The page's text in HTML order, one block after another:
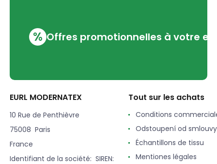
% Offres promotionnelles à votre
EURL MODERNATEX
10 Rue de Penthièvre
75008 Paris
France
Identifiant de la société: SIREN:
Tout sur les achats
Conditions
Odstoupení od smlouvy
Échantillons de tissu
Mentiones légales